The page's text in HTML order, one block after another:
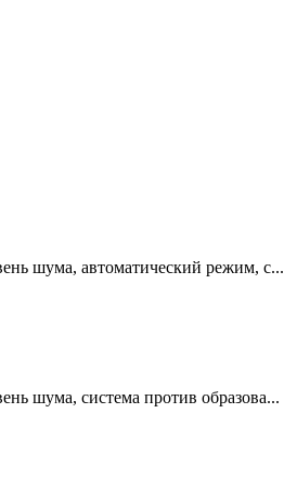
шума, автоматический режим, с...
шума, система против образова...